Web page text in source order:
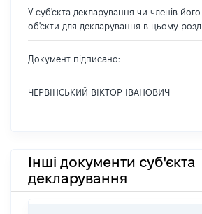
У суб'єкта декларування чи членів його
об'єкти для декларування в цьому
Документ підписано:
ЧЕРВІНСЬКИЙ ВІКТОР ІВАНОВИЧ
Інші документи суб'єкта
декларування